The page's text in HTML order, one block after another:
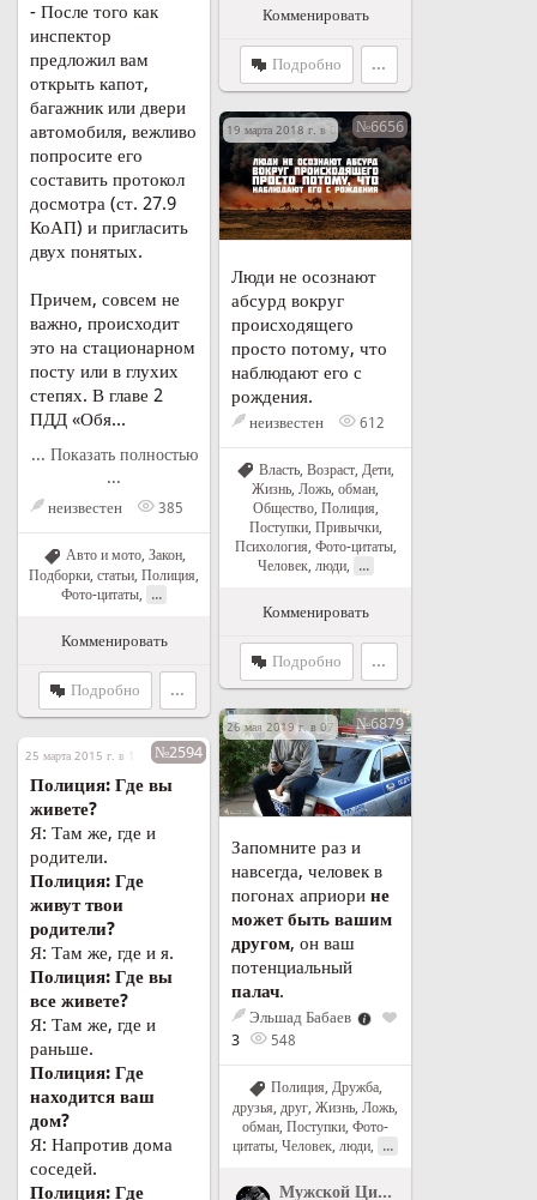
Комменировать
Подробно ...
- После того как
инспектор
предложил вам
открыть капот,
багажник или двери
автомобиля, вежливо
попросите его
составить протокол
досмотра (ст. 27.9
КоАП) и пригласить
двух понятых.
Причем, совсем не
важно, происходит
это на стационарном
посту или в глухих
степях. В главе 2
ПДД «Обя...
... Показать полностью
...
неизвестен 385
Авто и мото, Закон,
Подборки, статьи, Полиция,
Фото-цитаты, ...
Комменировать
Подробно ...
19 марта 2018 г. в 03:32№6656
Люди не осознают
абсурд вокруг
происходящего
просто потому, что
наблюдают его с
рождения.
неизвестен 612
Власть Возраст Дети
Жизнь, Ложь, обман,
Общество, Полиция,
Поступки, Привычки,
Психология, Фото-цитаты,
Человек, люди, ...
Комменировать
Подробно ...
26 мая 2019 г. в 07:35 №6879
Запомните раз и
навсегда, человек в
погонах априори не
может быть вашим
другом, он ваш
потенциальный
палач.
Эльшад Бабаев
3
548
Полиция, Дружба,
друзья, друг Жизнь Ложь,
обман Поступки Фото-
цитаты Человек, люди ...
Мужской Цитатник Рунета
25 марта 2015 г. в 19:55№2594
Полиция: Где вы
живете?
Я: Там же, где и
родители.
Полиция: Где
живут твои
родители?
Я: Там же, где и я.
Полиция: Где вы
все живете?
Я: Там же, где и
раньше.
Полиция: Где
находится ваш
дом?
Я: Напротив дома
соседей.
Полиция: Где